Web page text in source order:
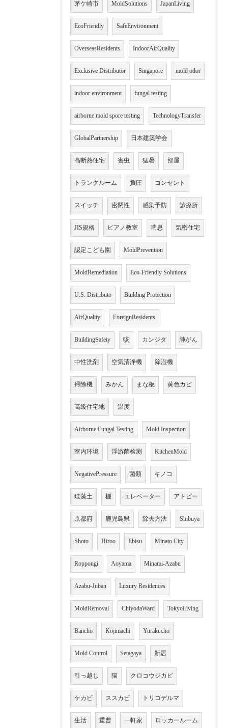
茅ケ崎市 MoldSolutions JapanLiving
EcoFriendly SafeEnvironment
OverseasResidents IndoorAirQuality
Exclusive Distributor Singapore mold odor
indoor environment fungal testing
airborne mold spore testing TechnologyTransfer
GlobalPartnership 日本建築学会
高断熱住宅 害虫 猛暑 部屋
トランクルーム 負圧 コンセント
スイッチ 密閉性 感染予防 診療所
JIS規格 ピアノ教室 喘息 気密住宅
認定こども園 MoldPrevention
MoldRemediation Eco-Friendly Solutions
U.S. Distributo Building Protection
AirQuality ForeignResidents
BuildingSafety 咳 カンジタ 肺がん
中性洗剤 空気清浄機 除湿機
掃除機 みかん まな板 黄色カビ
高級住宅地 温度
Airborne Fungal Testing Mold Inspection
室内环境 浮游菌检测 KitchenMold
NegativePressure 菌類 キノコ
珪藻土 棚 エレベーター アトピー
京都府 鹿児島県 除去方法 Shibuya
Shoto Hiroo Ebisu Minato City
Roppongi Aoyama Minami-Azabu
Azabu-Juban Luxury Residences
MoldRemoval ChiyodaWard TokyoLiving
Banchō Kōjimachi Yurakuchō
Mold Control Setagaya 新居
引っ越し 猫 クロコウジカビ
ケカビ ススカビ トリコデルマ
生活 重曹 一軒家 ロッカールーム